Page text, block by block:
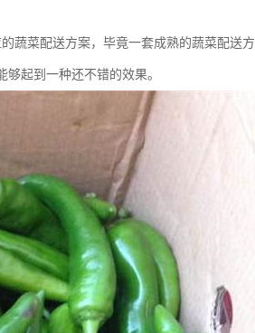
蔬菜配送方案，毕竟一套成熟的蔬菜配送方
起到一种还不错的效果。